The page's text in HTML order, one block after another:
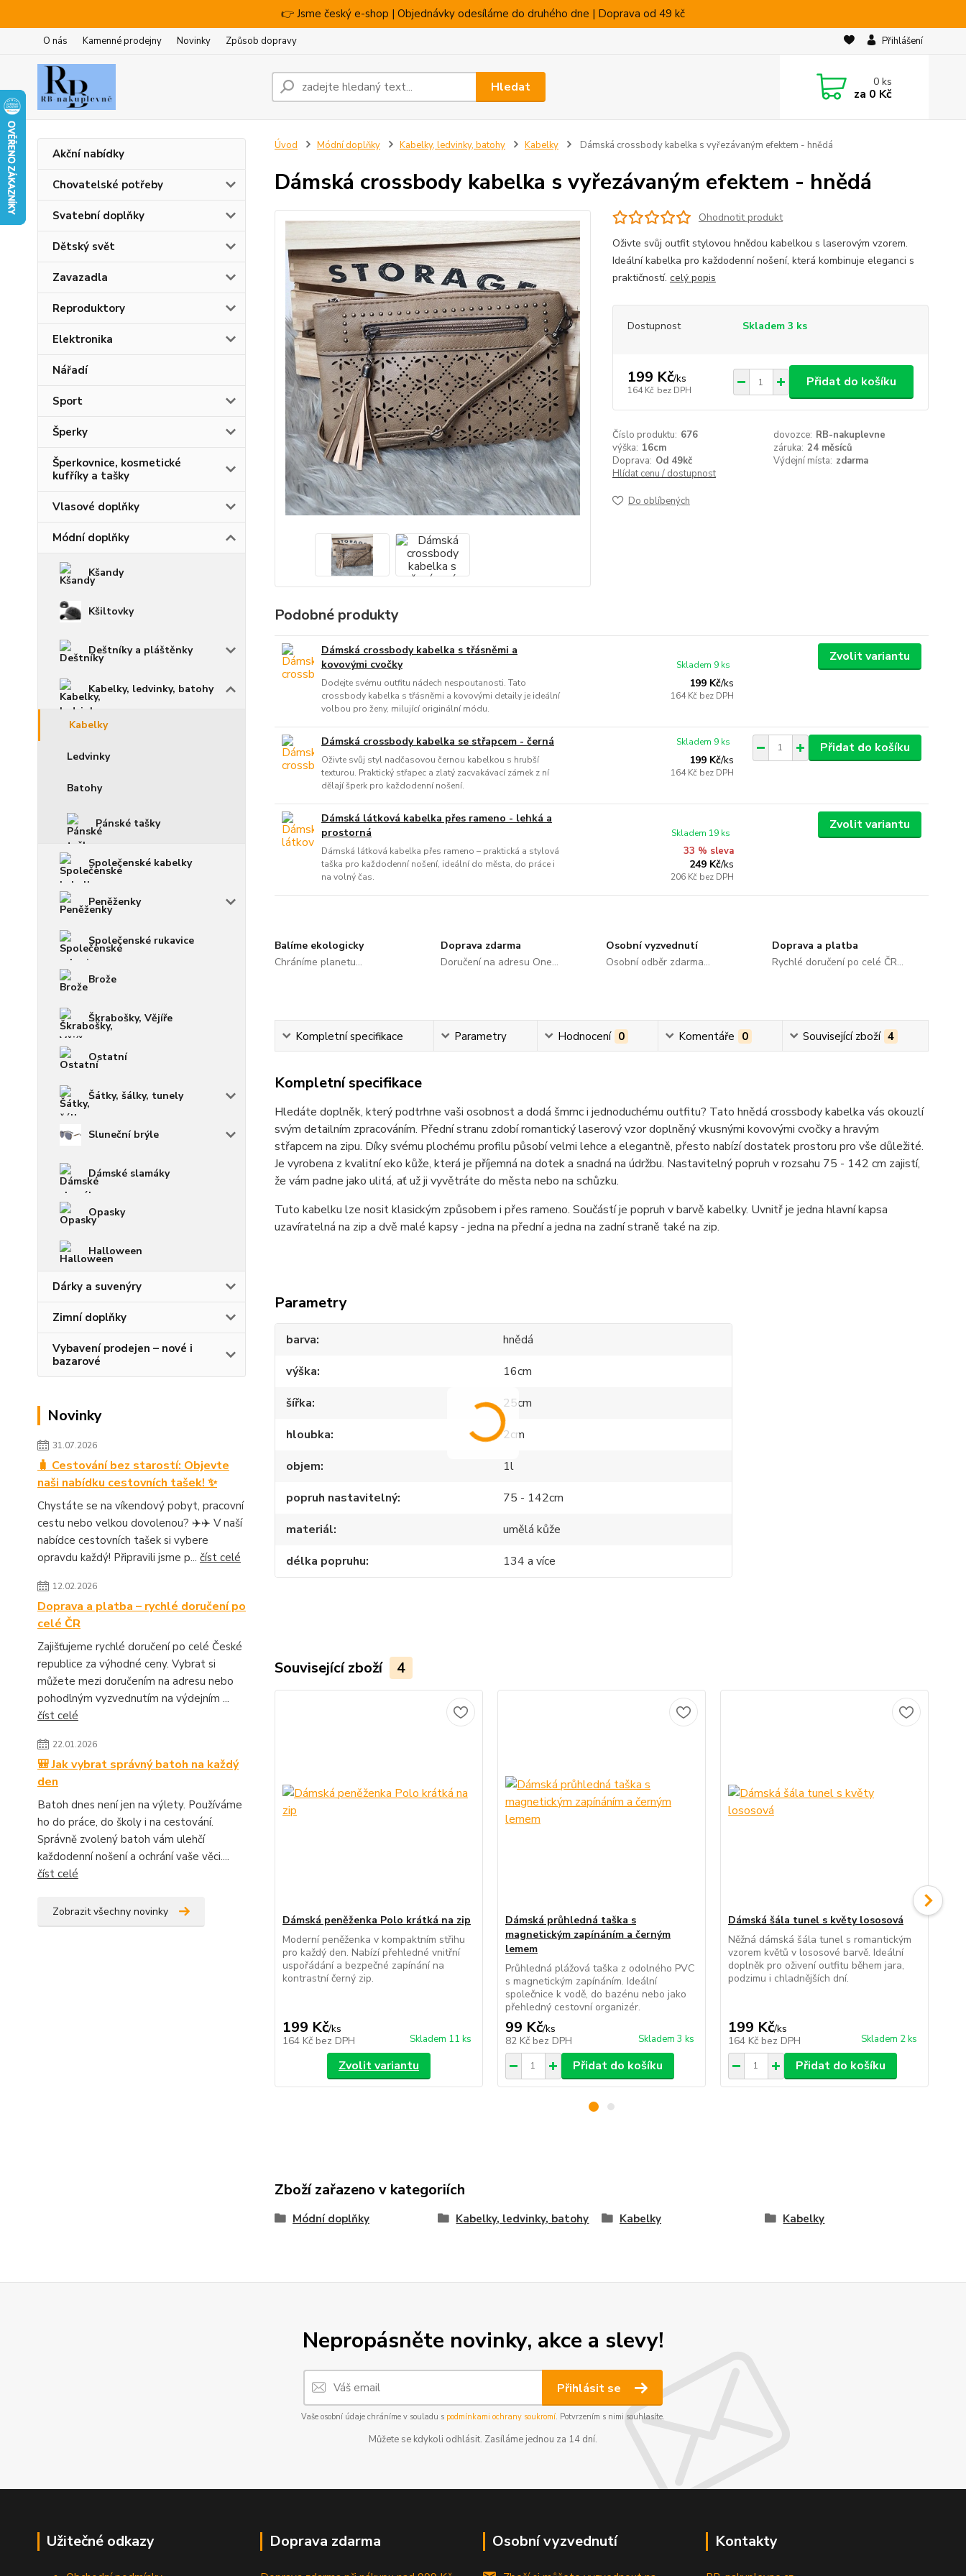
👉 Jsme český e-shop | Objednávky odesíláme do druhého dne | Doprava od 49 kč
O nás Kamenné prodejny Novinky Způsob dopravy Přihlášení
Hledat 0ks
za 0 Kč
Akční nabídky
Chovatelské potřeby
Svatební doplňky
Dětský svět
Zavazadla
Reproduktory
Elektronika
Nářadí
Sport
Šperky
Šperkovnice, kosmetické
kufříky a tašky
Vlasové doplňky
Módní doplňky
Kšandy
Kšiltovky
Deštníky a pláštěnky
Kabelky, ledvinky, batohy
Kabelky
Ledvinky
Batohy
Pánské tašky
Společenské kabelky
Peněženky
Společenské rukavice
Brože
Škrabošky, Vějíře
Ostatní
Šátky, šálky, tunely
Sluneční brýle
Dámské slamáky
Opasky
Halloween
Dárky a suvenýry
Zimní doplňky
Vybavení prodejen – nové i
bazarové
Novinky
31.07.2026
🧳 Cestování bez starostí: Objevte
naši nabídku cestovních tašek! ✨
Chystáte se na víkendový pobyt, pracovní
cestu nebo velkou dovolenou? ✈️✈️ V naší
nabídce cestovních tašek si vybere
opravdu každý! Připravili jsme p... číst celé
12.02.2026
Doprava a platba – rychlé doručení po
celé ČR
Zajišťujeme rychlé doručení po celé České
republice za výhodné ceny. Vybrat si
můžete mezi doručením na adresu nebo
pohodlným vyzvednutím na výdejním ...
číst celé
22.01.2026
🎒 Jak vybrat správný batoh na každý
den
Batoh dnes není jen na výlety. Používáme
ho do práce, do školy i na cestování.
Správně zvolený batoh vám ulehčí
každodenní nošení a ochrání vaše věci....
číst celé
Zobrazit všechny novinky
Úvod Módní doplňky Kabelky, ledvinky, batohy Kabelky Dámská crossbody kabelka s vyřezávaným efektem - hnědá
Dámská crossbody kabelka s vyřezávaným efektem - hnědá
Ohodnotit produkt
Oživte svůj outfit stylovou hnědou kabelkou s laserovým vzorem.
Ideální kabelka pro každodenní nošení, která kombinuje eleganci s
praktičností. celý popis
Dostupnost Skladem 3 ks
199 Kč/ks
164 Kč bez DPH
Přidat do košíku
Číslo produktu: 676 dovozce: RB-nakuplevne
výška: 16cm záruka: 24 měsíců
Doprava: Od 49kč Výdejní místa: zdarma
Hlídat cenu / dostupnost
Do oblíbených
Podobné produkty
Dámská crossbody kabelka s třásněmi a
kovovými cvočky
Dodejte svému outfitu nádech nespoutanosti. Tato
crossbody kabelka s třásněmi a kovovými detaily je ideální
volbou pro ženy, milující originální módu.
199 Kč/ks
164 Kč bez DPH
Skladem 9 ks
Zvolit variantu
Dámská crossbody kabelka se střapcem - černá
Oživte svůj styl nadčasovou černou kabelkou s hrubší
texturou. Praktický střapec a zlatý zacvakávací zámek z ní
dělají šperk pro každodenní nošení.
199 Kč/ks
164 Kč bez DPH
Skladem 9 ks Přidat do košíku
Dámská látková kabelka přes rameno - lehká a
prostorná
Dámská látková kabelka přes rameno – praktická a stylová
taška pro každodenní nošení, ideální do města, do práce i
na volný čas.
33 % sleva
249 Kč/ks
206 Kč bez DPH
Skladem 19 ks
Zvolit variantu
Balíme ekologicky
Chráníme planetu...
Doprava zdarma
Doručení na adresu One...
Osobní vyzvednutí
Osobní odběr zdarma...
Doprava a platba
Rychlé doručení po celé ČR...
Kompletní specifikace Parametry Hodnocení 0 Komentáře 0 Související zboží 4
Kompletní specifikace
Hledáte doplněk, který podtrhne vaši osobnost a dodá šmrnc i jednoduchému outfitu? Tato hnědá crossbody kabelka vás okouzlí
svým detailním zpracováním. Přední stranu zdobí romantický laserový vzor doplněný vkusnými kovovými cvočky a hravým
střapcem na zipu. Díky svému plochému profilu působí velmi lehce a elegantně, přesto nabízí dostatek prostoru pro vše důležité.
Je vyrobena z kvalitní eko kůže, která je příjemná na dotek a snadná na údržbu. Nastavitelný popruh v rozsahu 75 - 142 cm zajistí,
že vám padne jako ulitá, ať už ji vyvětráte do města nebo na schůzku.
Tuto kabelku lze nosit klasickým způsobem i přes rameno. Součástí je popruh v barvě kabelky. Uvnitř je jedna hlavní kapsa
uzavíratelná na zip a dvě malé kapsy - jedna na přední a jedna na zadní straně také na zip.
Parametry
barva
hnědá
výška
16cm
šířka
25cm
hloubka
2cm
objem
1l
popruh nastavitelný
75 - 142cm
materiál
umělá kůže
délka popruhu
134 a více
Související zboží 4
Dámská peněženka Polo krátká na zip
Moderní peněženka v kompaktním střihu
pro každý den. Nabízí přehledné vnitřní
uspořádání a bezpečné zapínání na
kontrastní černý zip.
199 Kč/ks
164 Kč bez DPH Skladem 11 ks
Zvolit variantu
Dámská průhledná taška s
magnetickým zapínáním a černým
lemem
Průhledná plážová taška z odolného PVC
s magnetickým zapínáním. Ideální
společnice k vodě, do bazénu nebo jako
přehledný cestovní organizér.
99 Kč/ks
82 Kč bez DPH Skladem 3 ks
Přidat do košíku
Dámská šála tunel s květy lososová
Něžná dámská šála tunel s romantickým
vzorem květů v lososové barvě. Ideální
doplněk pro oživení outfitu během jara,
podzimu i chladnějších dní.
199 Kč/ks
164 Kč bez DPH Skladem 2 ks
Přidat do košíku
Zboží zařazeno v kategoriích
Módní doplňky Kabelky, ledvinky, batohy Kabelky Kabelky
Nepropásněte novinky, akce a slevy!
Přihlásit se
Vaše osobní údaje chráníme v souladu s podmínkami ochrany soukromí. Potvrzením s nimi souhlasíte.
Můžete se kdykoli odhlásit. Zasíláme jednou za 14 dní.
Užitečné odkazy Doprava zdarma Osobní vyzvednutí Kontakty